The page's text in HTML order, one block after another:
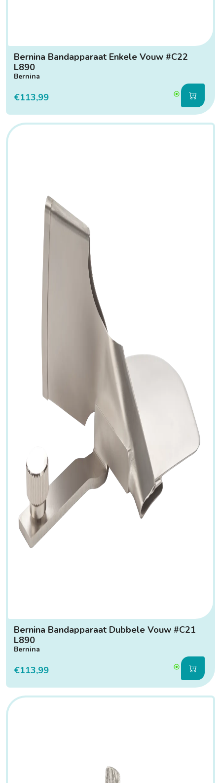
Bernina Bandapparaat Enkele Vouw #C22
L890
Bernina
€113,99
Bernina Bandapparaat Dubbele Vouw #C21
L890
Bernina
€113,99